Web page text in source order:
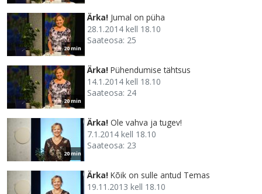
20 min
Ärka! Jumal on püha
28.1.2014 kell 18.10
Saateosa: 25
20 min
Ärka! Pühendumise tähtsus
14.1.2014 kell 18.10
Saateosa: 24
20 min
Ärka! Ole vahva ja tugev!
7.1.2014 kell 18.10
Saateosa: 23
Ärka! Kõik on sulle antud Temas
19.11.2013 kell 18.10